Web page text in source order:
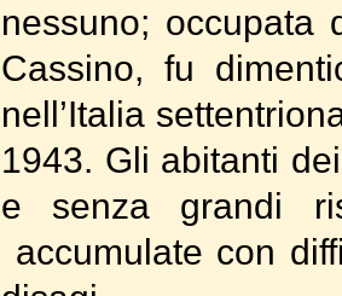
nessuno; occupata
Cassino, fu
nell’Italia
1943. Gli abitanti
e senza grandi
accumulate con